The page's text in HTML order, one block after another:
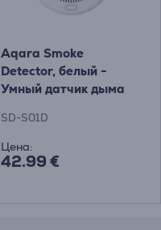
Aqara Smoke
Detector, белый -
Умный датчик дыма
SD-S01D
Цена:
42.99 €